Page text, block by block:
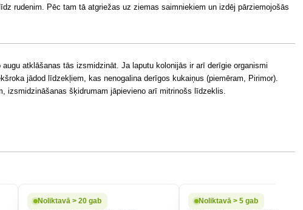
rudenim. Pēc tam tā atgriežas uz ziemas saimniekiem un izdēj pārziemojošās
atklāšanas tās izsmidzināt. Ja laputu kolonijās ir arī derīgie organismi
jādod līdzekļiem, kas nenogalina derīgos kukaiņus (piemēram, Pirimor).
izsmidzināšanas šķidrumam jāpievieno arī mitrinošs līdzeklis.
Noliktavā > 20 gab
Noliktavā > 5 gab